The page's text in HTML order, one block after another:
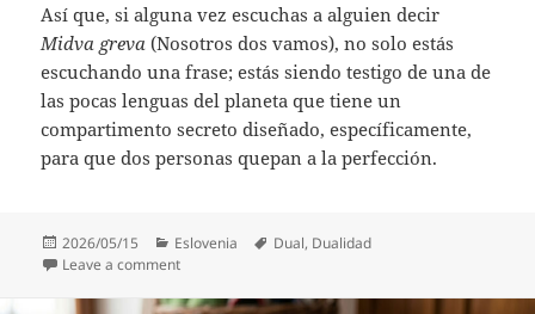
Así que, si alguna vez escuchas a alguien decir
Midva greva (Nosotros dos vamos), no solo estás
escuchando una frase; estás siendo testigo de una de
las pocas lenguas del planeta que tiene un
compartimento secreto diseñado, específicamente,
para que dos personas quepan a la perfección.
Posted
on
2026/05/15 Categories
Eslovenia Tags
Dual, Dualidad
Leave a commenton Midva: El pronombre esloveno que solo admite a